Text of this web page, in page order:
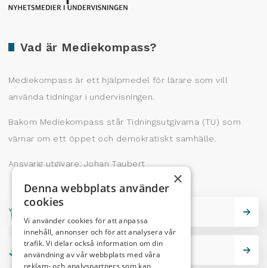
Vad är Mediekompass?
Mediekompass är ett hjälpmedel för lärare som vill
använda tidningar i undervisningen.
Bakom Mediekompass står Tidningsutgivarna (TU) som
värnar om ett öppet och demokratiskt samhälle.
Ansvarig utgivare: Johan Taubert
Lektionstips
×
Denna webbplats använder
cookies
Vi använder cookies för att anpassa
innehåll, annonser och för att analysera vår
trafik. Vi delar också information om din
användning av vår webbplats med våra
reklam- och analyspartners som kan